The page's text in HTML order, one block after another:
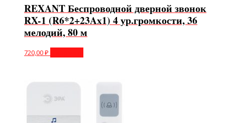
REXANT Беспроводной дверной звонок
RX-1 (R6*2+23Ax1) 4 ур.громкости, 36
мелодий, 80 м
720,00₽